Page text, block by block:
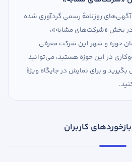
آگهی‌های روزنامهٔ رسمی گردآوری شده
بخش «شرکت‌های مشابه»،
حوزه و شهر این شرکت معرفی
در این حوزه هستید، می‌توانید
و برای نمایش در جایگاه ویژهٔ
کاربران